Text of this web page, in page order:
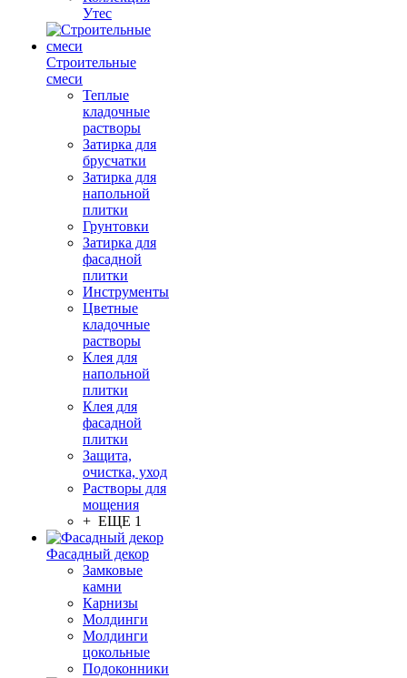
Утес
Строительные
смеси
Теплые
кладочные
растворы
Затирка для
брусчатки
Затирка для
напольной
плитки
Грунтовки
Затирка для
фасадной
плитки
Инструменты
Цветные
кладочные
растворы
Клея для
напольной
плитки
Клея для
фасадной
плитки
Защита,
очистка, уход
Растворы для
мощения
+ ЕЩЕ 1
Фасадный декор
Замковые
камни
Карнизы
Молдинги
Молдинги
цокольные
Подоконники